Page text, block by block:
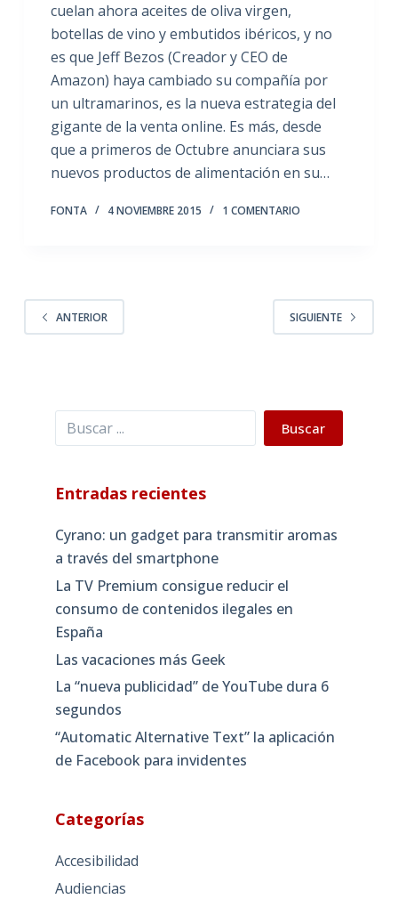
cuelan ahora aceites de oliva virgen,
botellas de vino y embutidos ibéricos, y no
es que Jeff Bezos (Creador y CEO de
Amazon) haya cambiado su compañía por
un ultramarinos, es la nueva estrategia del
gigante de la venta online. Es más, desde
que a primeros de Octubre anunciara sus
nuevos productos de alimentación en su…
FONTA 4 NOVIEMBRE 2015 1 COMENTARIO
ANTERIOR SIGUIENTE
Buscar Buscar
Entradas recientes
Cyrano: un gadget para transmitir aromas
a través del smartphone
La TV Premium consigue reducir el
consumo de contenidos ilegales en
España
Las vacaciones más Geek
La “nueva publicidad” de YouTube dura 6
segundos
“Automatic Alternative Text” la aplicación
de Facebook para invidentes
Categorías
Accesibilidad
Audiencias